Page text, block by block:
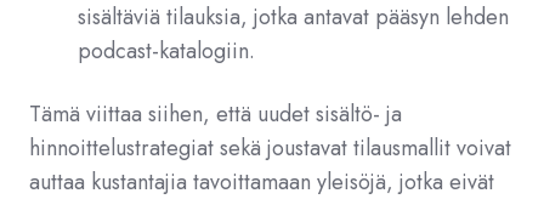
sisältäviä tilauksia, jotka antavat pääsyn lehden
podcast-katalogiin.
Tämä viittaa siihen, että uudet sisältö- ja
hinnoittelustrategiat sekä joustavat tilausmallit voivat
auttaa kustantajia tavoittamaan yleisöjä, jotka eivät